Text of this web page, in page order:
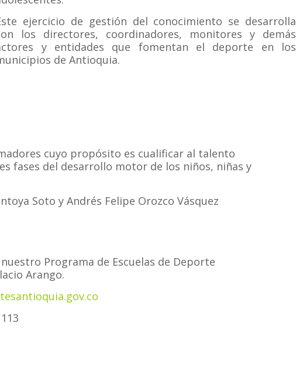
ejercicio de gestión del conocimiento se desarrolla
los directores, coordinadores, monitores y demás
y entidades que fomentan el deporte en los
de Antioquia.
cuyo propósito es cualificar al talento
fases del desarrollo motor de los niños, niñas y
Soto y Andrés Felipe Orozco Vásquez
Programa de Escuelas de Deporte
Arango.